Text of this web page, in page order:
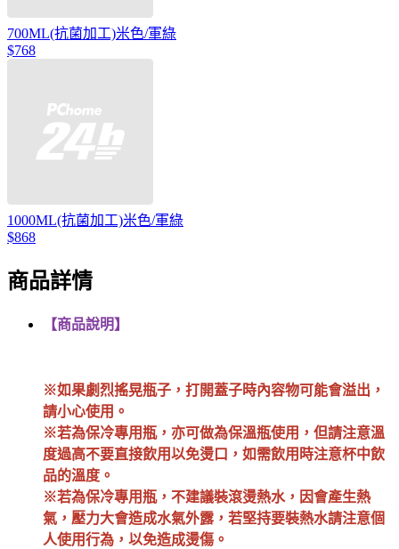
700ML(抗菌加工)米色/軍綠
$768
1000ML(抗菌加工)米色/軍綠
$868
商品詳情
【商品說明】
※如果劇烈搖晃瓶子，打開蓋子時內容物可能會溢出，
請小心使用。
※若為保冷專用瓶，亦可做為保溫瓶使用，但請注意溫
度過高不要直接飲用以免燙口，如需飲用時注意杯中飲
品的溫度。
※若為保冷專用瓶，不建議裝滾燙熱水，因會產生熱
氣，壓力大會造成水氣外露，若堅持要裝熱水請注意個
人使用行為，以免造成燙傷。